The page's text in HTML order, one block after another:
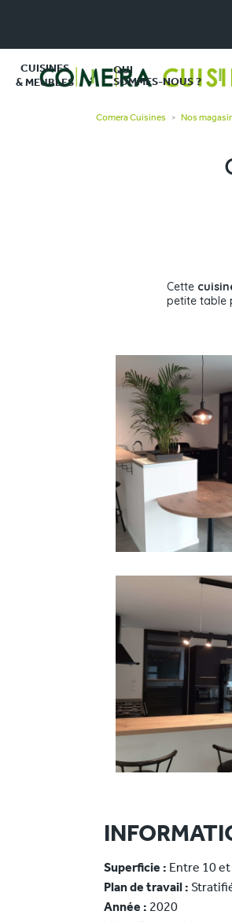
CUISINES
& MEUBLES
QUI
SOMMES-NOUS ?
Comera Cuisines > Nos
Cette
petite table
Superficie : Entre 10 et
Plan de travail :
Année : 2020